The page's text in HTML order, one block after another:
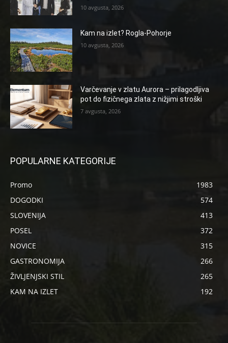
10 avgusta, 2026
Kam na izlet? Rogla-Pohorje
10 avgusta, 2026
Varčevanje v zlatu Aurora – prilagodljiva
pot do fizičnega zlata z nižjimi stroški
7 avgusta, 2026
POPULARNE KATEGORIJE
Promo
1983
DOGODKI
574
SLOVENIJA
413
POSEL
372
NOVICE
315
GASTRONOMIJA
266
ŽIVLJENJSKI STIL
265
KAM NA IZLET
192